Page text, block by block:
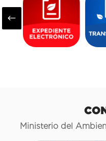
#
Ministerio del